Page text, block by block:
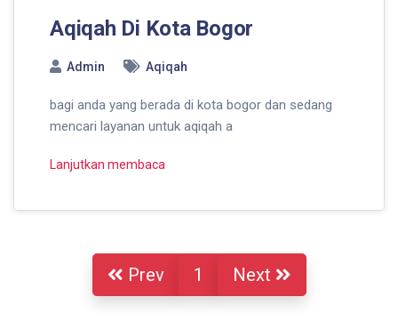
Aqiqah Di Kota Bogor
Admin Aqiqah
bagi anda yang berada di kota bogor dan sedang
mencari layanan untuk aqiqah a
Lanjutkan membaca
Prev 1 Next